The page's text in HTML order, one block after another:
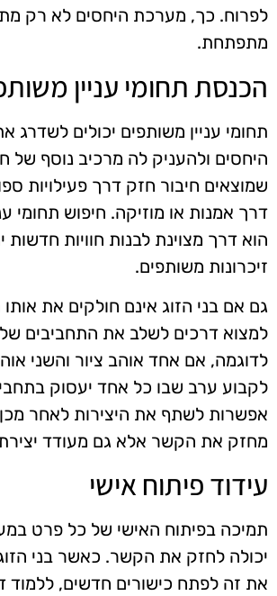
לפרוח. כך, מערכת היחסים לא רק
מתפתחת.
הכנסת תחומי עניין
תחומי עניין משותפים יכולים לשדרג
היחסים ולהעניק לה מרכיב נוסף של
שמוצאים חיבור חזק דרך פעילויות
דרך אמנות או מוזיקה. חיפוש תחומי
הוא דרך מצוינת לבנות חוויות חדשות
זיכרונות משותפים.
גם אם בני הזוג אינם חולקים את אותו
למצוא דרכים לשלב את התחביבים
לדוגמה, אם אחד אוהב ציור והשני
לקבוע ערב שבו כל אחד יעסוק
אפשרות לשתף את היצירות לאחר
מחזק את הקשר אלא גם מעודד
עידוד פיתוח אישי
תמיכה בפיתוח האישי של כל פרט
יכולה לחזק את הקשר. כאשר בני
את זה לפתח כישורים חדשים, ללמוד